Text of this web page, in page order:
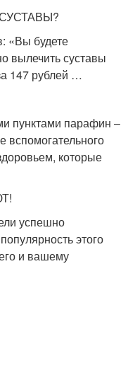
СУСТАВЫ?
«Вы будете
вылечить суставы
147 рублей …
пунктами парафин –
вспомогательного
которые
успешно
этого
и вашему